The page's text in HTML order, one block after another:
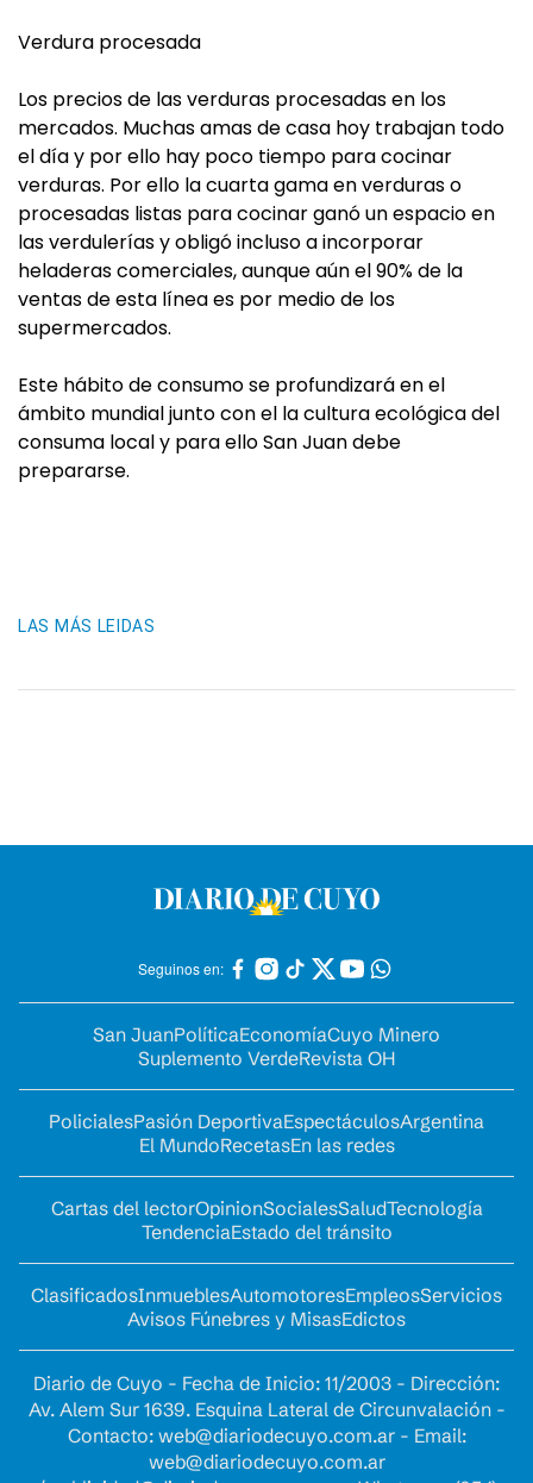
Verdura procesada
Los precios de las verduras procesadas en los
mercados. Muchas amas de casa hoy trabajan todo
el día y por ello hay poco tiempo para cocinar
verduras. Por ello la cuarta gama en verduras o
procesadas listas para cocinar ganó un espacio en
las verdulerías y obligó incluso a incorporar
heladeras comerciales, aunque aún el 90% de la
ventas de esta línea es por medio de los
supermercados.
Este hábito de consumo se profundizará en el
ámbito mundial junto con el la cultura ecológica del
consuma local y para ello San Juan debe
prepararse.
LAS MÁS LEIDAS
Seguinos en:
San JuanPolíticaEconomíaCuyo Minero
Suplemento VerdeRevista OH
PolicialesPasión DeportivaEspectáculosArgentina
El MundoRecetasEn las redes
Cartas del lectorOpinionSocialesSaludTecnología
TendenciaEstado del tránsito
ClasificadosInmueblesAutomotoresEmpleosServicios
Avisos Fúnebres y MisasEdictos
Diario de Cuyo - Fecha de Inicio: 11/2003 - Dirección:
Av. Alem Sur 1639. Esquina Lateral de Circunvalación -
Contacto: web@diariodecuyo.com.ar- Email:
web@diariodecuyo.com.ar